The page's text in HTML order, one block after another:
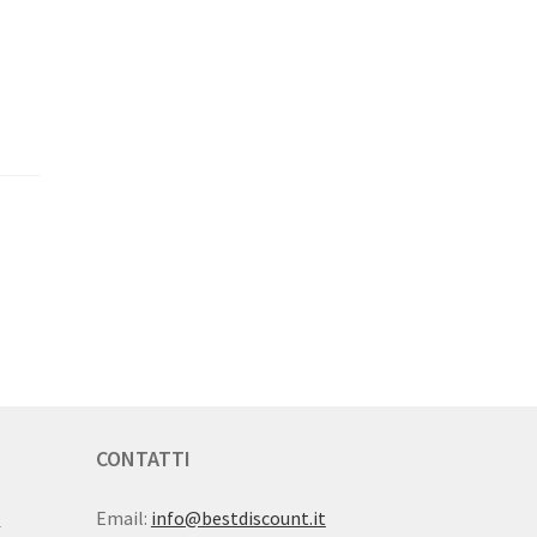
CONTATTI
Email: info@bestdiscount.it